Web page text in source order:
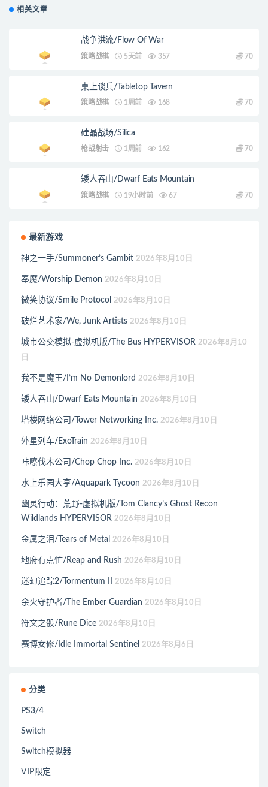
相关文章
战争洪流/Flow Of War
策略战棋 5天前 357 70
桌上谈兵/Tabletop Tavern
策略战棋 1周前 168 70
硅晶战场/Silica
枪战射击 1周前 162 70
矮人吞山/Dwarf Eats Mountain
策略战棋 19小时前 67 70
最新游戏
神之一手/Summoner’s Gambit 2026年8月10日
奉魔/Worship Demon 2026年8月10日
微笑协议/Smile Protocol 2026年8月10日
破烂艺术家/We, Junk Artists 2026年8月10日
城市公交模拟-虚拟机版/The Bus HYPERVISOR 2026年8月10
日
我不是魔王/I’m No Demonlord 2026年8月10日
矮人吞山/Dwarf Eats Mountain 2026年8月10日
塔楼网络公司/Tower Networking Inc. 2026年8月10日
外星列车/ExoTrain 2026年8月10日
咔嚓伐木公司/Chop Chop Inc. 2026年8月10日
水上乐园大亨/Aquapark Tycoon 2026年8月10日
幽灵行动：荒野-虚拟机版/Tom Clancy’s Ghost Recon
Wildlands HYPERVISOR 2026年8月10日
金属之泪/Tears of Metal 2026年8月10日
地府有点忙/Reap and Rush 2026年8月10日
迷幻追踪2/Tormentum II 2026年8月10日
余火守护者/The Ember Guardian 2026年8月10日
符文之骰/Rune Dice 2026年8月10日
赛博女修/Idle Immortal Sentinel 2026年8月6日
分类
PS3/4
Switch
Switch模拟器
VIP限定